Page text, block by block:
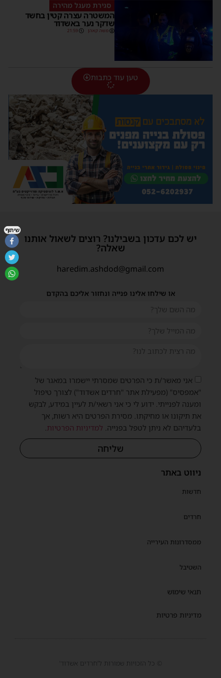
סגירת מעגל מהירה
המשטרה עצרה קטין בחשד
שדקר נער באשדוד
משה קאהן 21:59
טען עוד כתבות
ניווט באתר
חדשות
חרדים
ממסדרונות העירייה
השטיבל
תנאי שימוש
מדיניות פרטיות
יש לכם עדכון בשבילנו? רוצים לשאול אותנו
שאלה?
haredim.ashdod@gmail.com
או שילחו אלינו פנייה ונחזור אליכם בהקדם
אני מאשר/ת כי הפרטים שמסרתי יישמרו במאגר של
"אמפסיס" (מפעילת אתר "חרדים אשדוד") לצורך טיפול
ומענה לפנייתי. ידוע לי כי אני רשאי/ת לעיין במידע, לבקש
את תיקונו או מחיקתו. מסירת הפרטים היא רשות, אך
בלעדיהם לא ניתן לטפל בפנייה. למדיניות הפרטיות.
שליחה
© כל הזכויות שמורות ל'חרדים אשדוד'
שיתוף